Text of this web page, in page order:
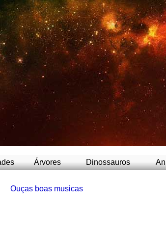
Árvores Dinossauros
Ouças boas musicas